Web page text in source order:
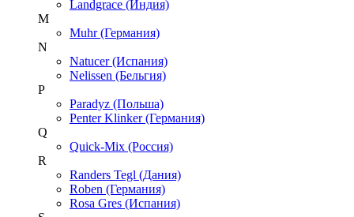
Landgrace (Индия)
M
Muhr (Германия)
N
Natucer (Испания)
Nelissen (Бельгия)
P
Paradyz (Польша)
Penter Klinker (Германия)
Q
Quick-Mix (Россия)
R
Randers Tegl (Дания)
Roben (Германия)
Rosa Gres (Испания)